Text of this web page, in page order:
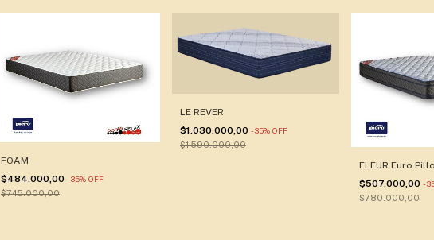
FOAM
$484.000,00 -35% OFF
$745.000,00
LE REVER
$1.030.000,00 -35% OFF
$1.590.000,00
FLEUR Euro
$507.000,00 -
$780.000,00